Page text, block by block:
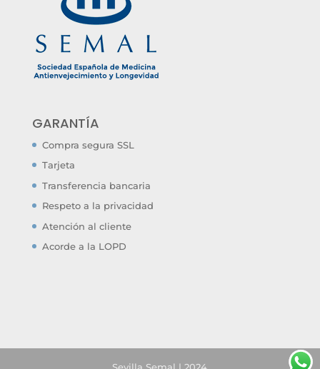
GARANTÍA
Compra segura SSL
Tarjeta
Transferencia bancaria
Respeto a la privacidad
Atención al cliente
Acorde a la LOPD